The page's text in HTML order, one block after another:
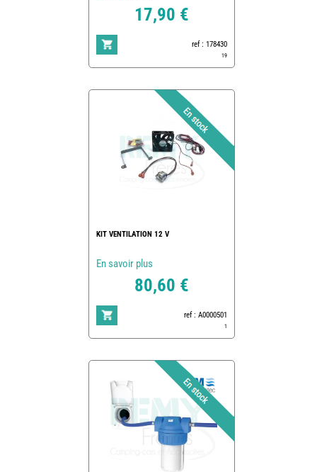
17,90 €
ref : 178430
19
KIT VENTILATION 12 V
En savoir plus
80,60 €
ref : A0000501
1